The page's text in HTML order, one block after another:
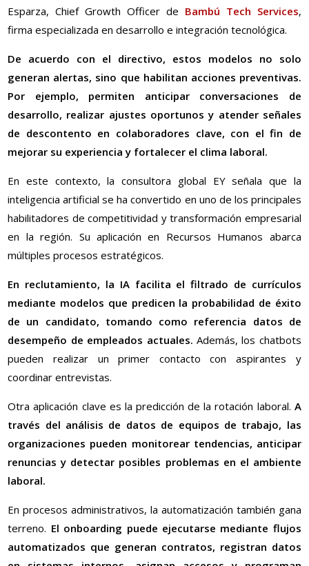
Esparza, Chief Growth Officer de Bambú Tech Services,
firma especializada en desarrollo e integración tecnológica.
De acuerdo con el directivo, estos modelos no solo
generan alertas, sino que habilitan acciones preventivas.
Por ejemplo, permiten anticipar conversaciones de
desarrollo, realizar ajustes oportunos y atender señales
de descontento en colaboradores clave, con el fin de
mejorar su experiencia y fortalecer el clima laboral.
En este contexto, la consultora global EY señala que la
inteligencia artificial se ha convertido en uno de los principales
habilitadores de competitividad y transformación empresarial
en la región. Su aplicación en Recursos Humanos abarca
múltiples procesos estratégicos.
En reclutamiento, la IA facilita el filtrado de currículos
mediante modelos que predicen la probabilidad de éxito
de un candidato, tomando como referencia datos de
desempeño de empleados actuales. Además, los chatbots
pueden realizar un primer contacto con aspirantes y
coordinar entrevistas.
Otra aplicación clave es la predicción de la rotación laboral. A
través del análisis de datos de equipos de trabajo, las
organizaciones pueden monitorear tendencias, anticipar
renuncias y detectar posibles problemas en el ambiente
laboral.
En procesos administrativos, la automatización también gana
terreno. El onboarding puede ejecutarse mediante flujos
automatizados que generan contratos, registran datos